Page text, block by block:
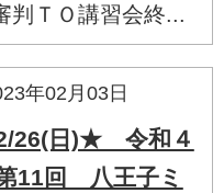
判ＴＯ講習会終...
年02月03日
26(日)★ 令和４
11回 八王子ミ